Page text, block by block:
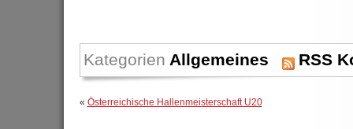
Kategorien Allgemeines RSS
« Österreichische Hallenmeisterschaft U20